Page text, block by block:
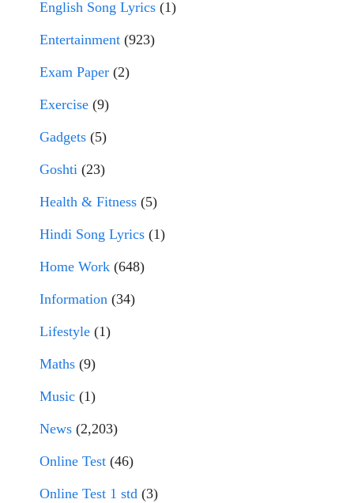
English Song Lyrics (1)
Entertainment (923)
Exam Paper (2)
Exercise (9)
Gadgets (5)
Goshti (23)
Health & Fitness (5)
Hindi Song Lyrics (1)
Home Work (648)
Information (34)
Lifestyle (1)
Maths (9)
Music (1)
News (2,203)
Online Test (46)
Online Test 1 std (3)